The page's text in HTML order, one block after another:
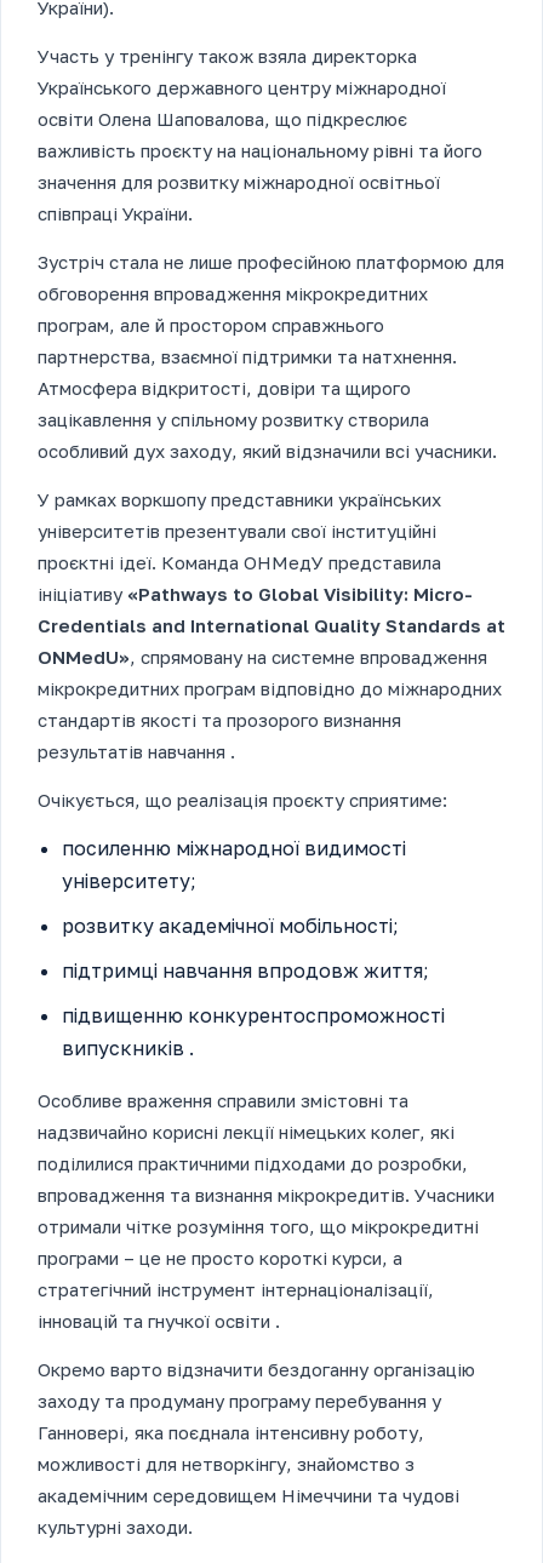
України).
Участь у тренінгу також взяла директорка
Українського державного центру міжнародної
освіти Олена Шаповалова, що підкреслює
важливість проєкту на національному рівні та його
значення для розвитку міжнародної освітньої
співпраці України.
Зустріч стала не лише професійною платформою для
обговорення впровадження мікрокредитних
програм, але й простором справжнього
партнерства, взаємної підтримки та натхнення.
Атмосфера відкритості, довіри та щирого
зацікавлення у спільному розвитку створила
особливий дух заходу, який відзначили всі учасники.
У рамках воркшопу представники українських
університетів презентували свої інституційні
проєктні ідеї. Команда ОНМедУ представила
ініціативу «Pathways to Global Visibility: Micro-
Credentials and International Quality Standards at
ONMedU», спрямовану на системне впровадження
мікрокредитних програм відповідно до міжнародних
стандартів якості та прозорого визнання
результатів навчання .
Очікується, що реалізація проєкту сприятиме:
посиленню міжнародної видимості
університету;
розвитку академічної мобільності;
підтримці навчання впродовж життя;
підвищенню конкурентоспроможності
випускників .
Особливе враження справили змістовні та
надзвичайно корисні лекції німецьких колег, які
поділилися практичними підходами до розробки,
впровадження та визнання мікрокредитів. Учасники
отримали чітке розуміння того, що мікрокредитні
програми – це не просто короткі курси, а
стратегічний інструмент інтернаціоналізації,
інновацій та гнучкої освіти .
Окремо варто відзначити бездоганну організацію
заходу та продуману програму перебування у
Ганновері, яка поєднала інтенсивну роботу,
можливості для нетворкінгу, знайомство з
академічним середовищем Німеччини та чудові
культурні заходи.